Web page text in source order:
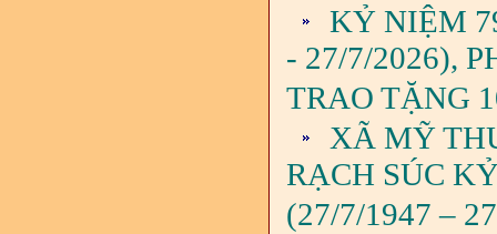
KỶ NIỆM
- 27/7/2026),
TRAO TẶNG
XÃ MỸ
RẠCH SÚC
(27/7/1947 –